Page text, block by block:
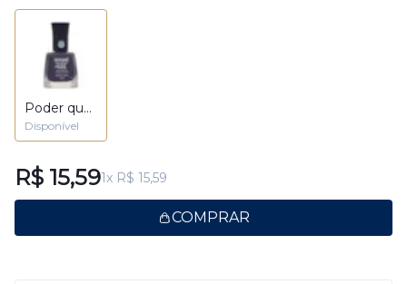
Poder que
floresce
Disponível
R$ 15,591x R$ 15,59
COMPRAR